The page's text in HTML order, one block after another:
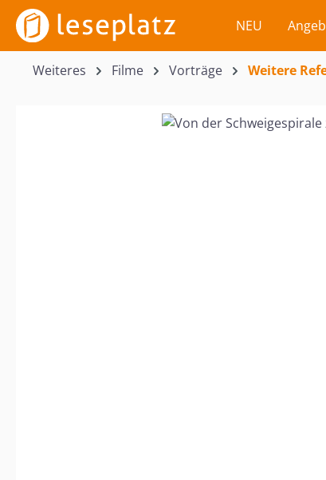
Hauptinhalt springen
Zur Suche springen
Zur Hauptnavigation springen NEU
Weiteres Filme Vorträge Weitere
Bildergalerie überspringen